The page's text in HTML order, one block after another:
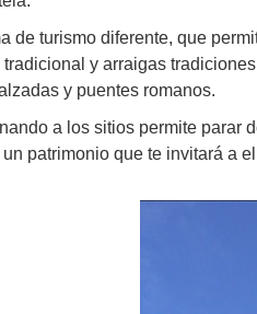
de turismo diferente, que
y arraigas
y puentes romanos.
a los sitios permite parar
un patrimonio que te invitará a